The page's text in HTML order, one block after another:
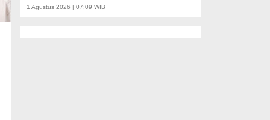
1 Agustus 2026 | 07:09 WIB